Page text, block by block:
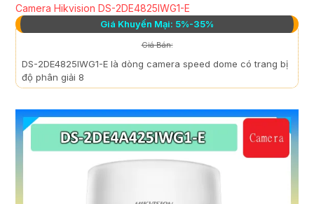
Camera Hikvision DS-2DE4825IWG1-E
Giá Khuyến Mại: 5%-35%
Giá Bán:
DS-2DE4825IWG1-E là dòng camera speed dome có trang bị
độ phân giải 8